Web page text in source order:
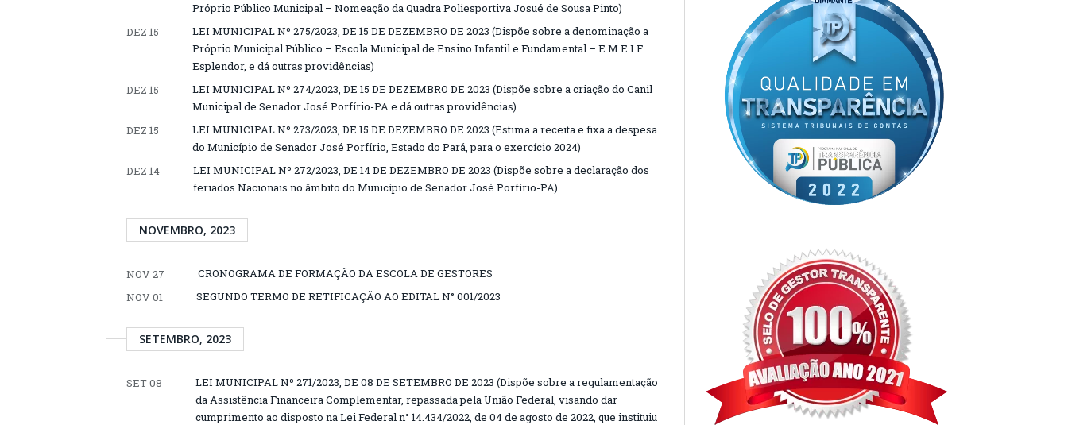
Próprio Público Municipal – Nomeação da Quadra Poliesportiva Josué de Sousa Pinto)
DEZ 15
LEI MUNICIPAL Nº 275/2023, DE 15 DE DEZEMBRO DE 2023 (Dispõe sobre a denominação a
Próprio Municipal Público – Escola Municipal de Ensino Infantil e Fundamental – E.M.E.I.F.
Esplendor, e dá outras providências)
DEZ 15
LEI MUNICIPAL Nº 274/2023, DE 15 DE DEZEMBRO DE 2023 (Dispõe sobre a criação do Canil
Municipal de Senador José Porfírio-PA e dá outras providências)
DEZ 15
LEI MUNICIPAL Nº 273/2023, DE 15 DE DEZEMBRO DE 2023 (Estima a receita e fixa a despesa
do Município de Senador José Porfírio, Estado do Pará, para o exercício 2024)
DEZ 14
LEI MUNICIPAL Nº 272/2023, DE 14 DE DEZEMBRO DE 2023 (Dispõe sobre a declaração dos
feriados Nacionais no âmbito do Município de Senador José Porfírio-PA)
NOVEMBRO, 2023
NOV 27
CRONOGRAMA DE FORMAÇÃO DA ESCOLA DE GESTORES
NOV 01
SEGUNDO TERMO DE RETIFICAÇÃO AO EDITAL N° 001/2023
SETEMBRO, 2023
SET 08
LEI MUNICIPAL Nº 271/2023, DE 08 DE SETEMBRO DE 2023 (Dispõe sobre a regulamentação
da Assistência Financeira Complementar, repassada pela União Federal, visando dar
cumprimento ao disposto na Lei Federal n° 14.434/2022, de 04 de agosto de 2022, que instituiu